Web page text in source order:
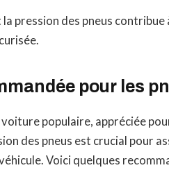
pression des pneus
pour les
voiture populaire, appréciée
des pneus est crucial pour
Voici quelques